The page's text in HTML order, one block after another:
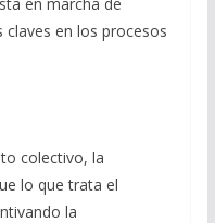
claves en los procesos
colectivo, la
lo que trata el
la